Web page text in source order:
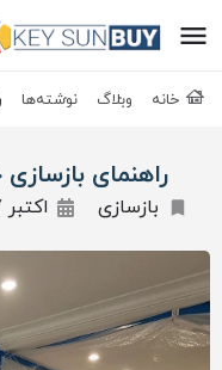
خانه وبلاگ نوشته‌ها
راهنمای
بازسازی اکتبر 07